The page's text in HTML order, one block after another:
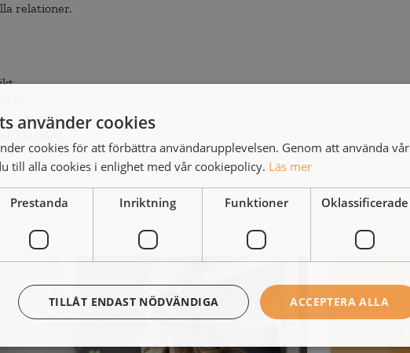
relationer.
konflikt
använder cookies
cookies för att förbättra användarupplevelsen. Genom att använda vår
till alla cookies i enlighet med vår cookiepolicy. Läs mer
Prestanda Inriktning Funktioner Oklassificerade
ACCEPTERA ALLA
TILLÅT ENDAST NÖDVÄNDIGA